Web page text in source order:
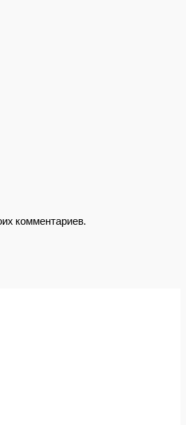
комментариев.